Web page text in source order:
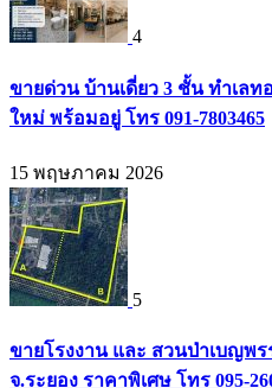
4
ขายด่วน บ้านเดี่ยว 3 ชั้น ทำเล
ใหม่ พร้อมอยู่ โทร 091-7803465
15 พฤษภาคม 2026
5
ขายโรงงาน และ สวนป่าเบญพร
จ.ระยอง ราคาพิเศษ โทร 095-